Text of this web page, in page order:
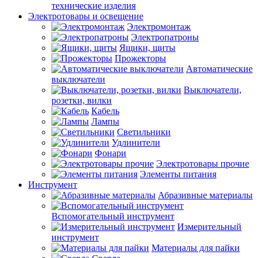
технические изделия
Электротовары и освещение
Электромонтаж
Электропатроны
Ящики, щиты
Прожекторы
Автоматические
выключатели
Выключатели,
розетки, вилки
Кабель
Лампы
Светильники
Удлинители
Фонари
Электротовары прочие
Элементы питания
Инструмент
Абразивные материалы
Вспомогательный инструмент
Измерительный
инструмент
Материалы для пайки